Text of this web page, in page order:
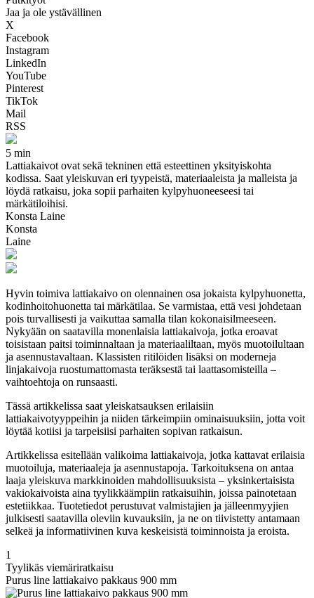
Jaa ja ole ystävällinen
X
Facebook
Instagram
LinkedIn
YouTube
Pinterest
TikTok
Mail
RSS
5 min
Lattiakaivot ovat sekä tekninen että esteettinen yksityiskohta
kodissa. Saat yleiskuvan eri tyypeistä, materiaaleista ja malleista ja
löydä ratkaisu, joka sopii parhaiten kylpyhuoneeseesi tai
märkätiloihisi.
Konsta Laine
Konsta
Laine
Hyvin toimiva lattiakaivo on olennainen osa jokaista kylpyhuonetta,
kodinhoitohuonetta tai märkätilaa. Se varmistaa, että vesi johdetaan
pois turvallisesti ja vaikuttaa samalla tilan kokonaisilmeeseen.
Nykyään on saatavilla monenlaisia lattiakaivoja, jotka eroavat
toisistaan paitsi toiminnaltaan ja materiaaliltaan, myös muotoilultaan
ja asennustavaltaan. Klassisten ritilöiden lisäksi on moderneja
linjakaivoja ruostumattomasta teräksestä tai laattasomisteilla –
vaihtoehtoja on runsaasti.
Tässä artikkelissa saat yleiskatsauksen erilaisiin
lattiakaivotyyppeihin ja niiden tärkeimpiin ominaisuuksiin, jotta voit
löytää kotiisi ja tarpeisiisi parhaiten sopivan ratkaisun.
Artikkelissa esitellään valikoima lattiakaivoja, jotka kattavat erilaisia
muotoiluja, materiaaleja ja asennustapoja. Tarkoituksena on antaa
laaja yleiskuva markkinoiden mahdollisuuksista – yksinkertaisista
vakiokaivoista aina tyylikkäämpiin ratkaisuihin, joissa painotetaan
estetiikkaa. Tuotetiedot perustuvat valmistajien ja jälleenmyyjien
julkisesti saatavilla oleviin kuvauksiin, ja ne on tiivistetty antamaan
selkeä ja informatiivinen kuva keskeisistä toiminnoista ja eroista.
1
Tyylikäs viemäriratkaisu
Purus line lattiakaivo pakkaus 900 mm